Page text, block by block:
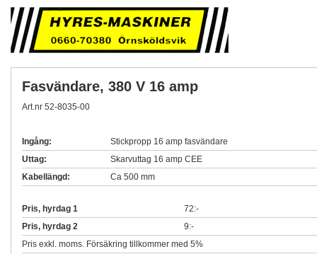
Fasvändare, 380 V 16 amp
Art.nr 52-8035-00
Ingång:
Stickpropp 16 amp fasvändare
Uttag:
Skarvuttag 16 amp CEE
Kabellängd:
Ca 500 mm
Pris, hyrdag 1
72:-
Pris, hyrdag 2
9:-
Pris exkl. moms. Försäkring tillkommer med 5%